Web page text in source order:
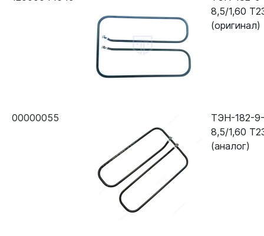
8,5/1,60
(оригинал)
00000055
ТЭН-182-9-
8,5/1,60
(аналог)